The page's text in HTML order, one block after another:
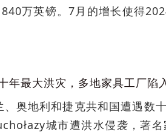
万英镑。7月的增长使得
年最大洪灾，多地家具工厂陷
、奥地利和捷克共和国遭遇数
城市遭洪水侵袭，著